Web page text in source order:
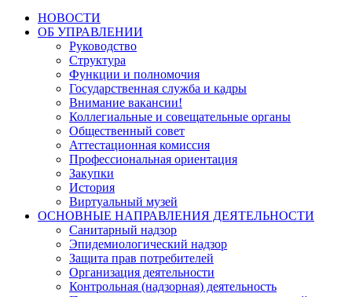
НОВОСТИ
ОБ УПРАВЛЕНИИ
Руководство
Структура
Функции и полномочия
Государственная служба и кадры
Внимание вакансии!
Коллегиальные и совещательные органы
Общественный совет
Аттестационная комиссия
Профессиональная ориентация
Закупки
История
Виртуальный музей
ОСНОВНЫЕ НАПРАВЛЕНИЯ ДЕЯТЕЛЬНОСТИ
Санитарный надзор
Эпидемиологический надзор
Защита прав потребителей
Организация деятельности
Контрольная (надзорная) деятельность